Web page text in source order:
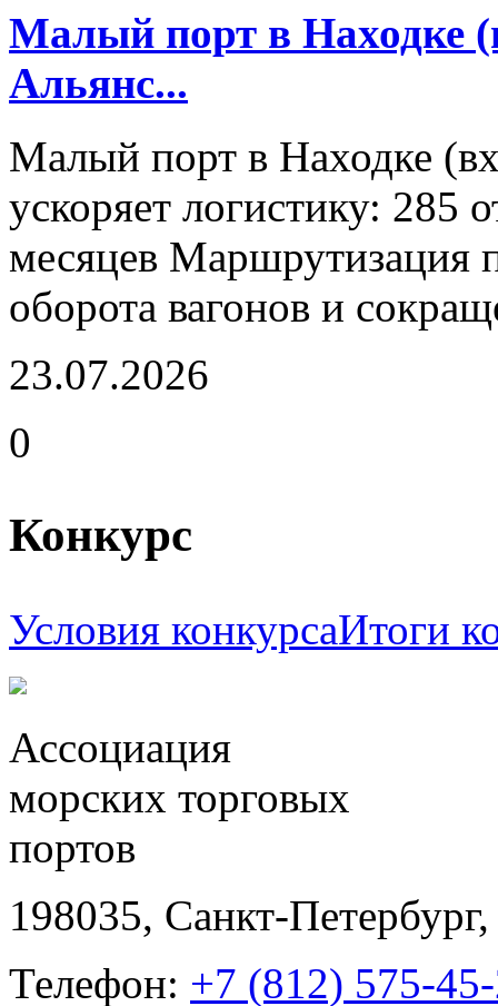
Малый порт в Находке
Альянс...
Малый порт в Находке
ускоряет логистику: 285
месяцев Маршрутизация
оборота вагонов и
23.07.2026
0
Конкурс
Условия конкурсаИтоги
Ассоциация
морских торговых
портов
198035, Санкт-Петербург,
Телефон: +7 (812) 575-